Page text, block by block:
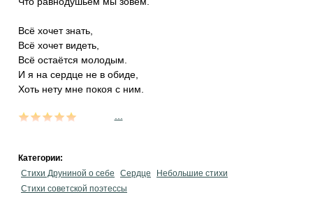
Всё хочет знать,
Всё хочет видеть,
Всё остаётся молодым.
И я на сердце не в обиде,
Хоть нету мне покоя с ним.
Категории:
Стихи Друниной о себе
Сердце
Небольшие стихи
Стихи советской поэтессы